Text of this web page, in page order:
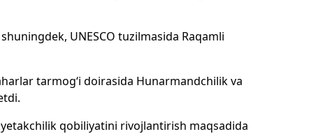
UNESCO tuzilmasida Raqamli
tarmog‘i doirasida Hunarmandchilik va
qobiliyatini rivojlantirish maqsadida